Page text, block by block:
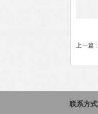
上一篇 :
联系方式